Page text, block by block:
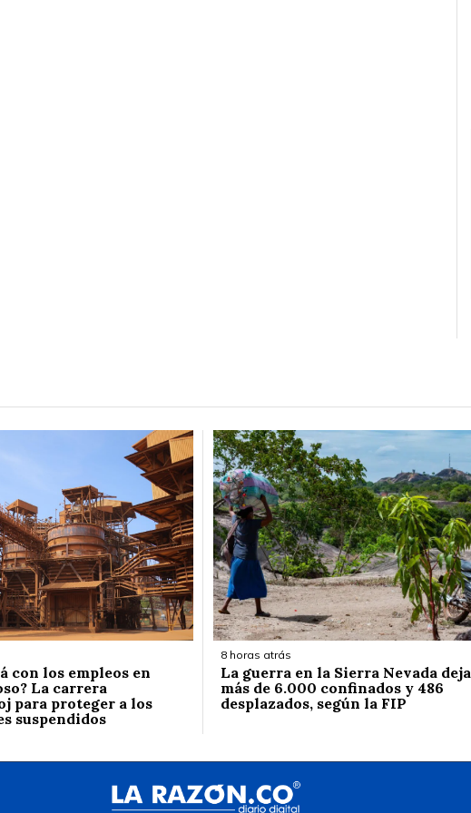
con los empleos en
La carrera
para proteger a los
suspendidos
8 horas atrás
La guerra en la Sierra Nevada deja
más de 6.000 confinados y 486
desplazados, según la FIP